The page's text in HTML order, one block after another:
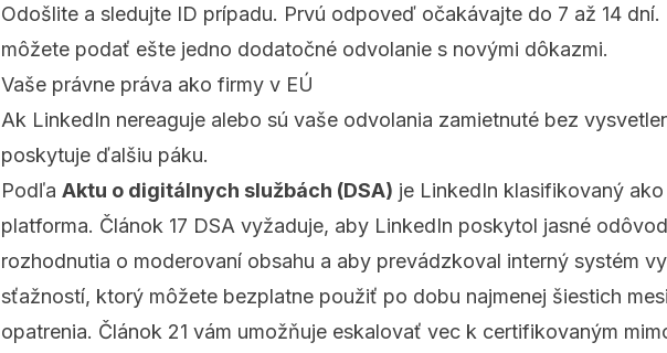
Odošlite a sledujte ID prípadu. Prvú odpoveď očakávajte do 7 až 14 dní.
môžete podať ešte jedno dodatočné odvolanie s novými dôkazmi.
Vaše právne práva ako firmy v EÚ
Ak LinkedIn nereaguje alebo sú vaše odvolania zamietnuté bez
poskytuje ďalšiu páku.
Podľa Aktu o digitálnych službách (DSA) je LinkedIn klasifikovaný
platforma. Článok 17 DSA vyžaduje, aby LinkedIn poskytol jasné
rozhodnutia o moderovaní obsahu a aby prevádzkoval interný systém
sťažností, ktorý môžete bezplatne použiť po dobu najmenej šiestich
opatrenia. Článok 21 vám umožňuje eskalovať vec k certifikovaným